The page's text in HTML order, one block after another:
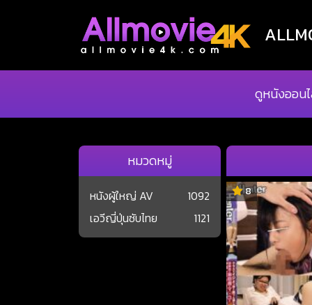
ดูหนังออน
หมวดหมู่
หนังผู้ใหญ่ AV
1092
เอวีญี่ปุ่นซับไทย
1121
8